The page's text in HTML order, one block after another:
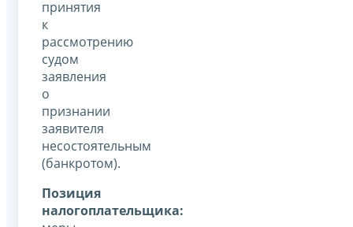
принятия
к
рассмотрению
судом
заявления
о
признании
заявителя
несостоятельным
(банкротом).
Позиция
налогоплательщика: